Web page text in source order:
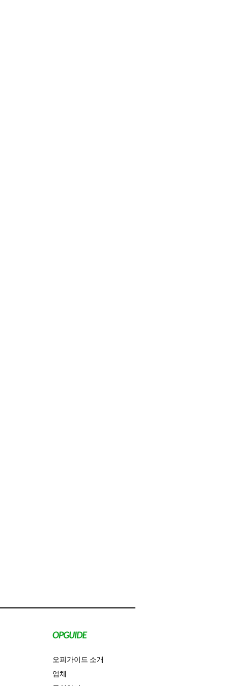
오피가이드 소개
업체